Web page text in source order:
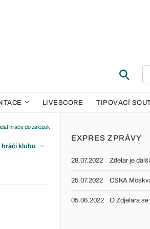
LIVESCORE TIPOVACÍ
hráče do záložek
hráči klubu
EXPRES ZPRÁVY
28.07.2022 Zđelar je
25.07.2022 CSKA
05.06.2022 O Zdjelara